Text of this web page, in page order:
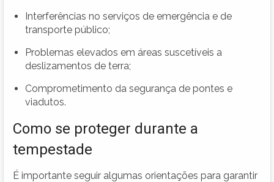
Interferências no serviços de emergência e de
transporte público;
Problemas elevados em áreas suscetíveis a
deslizamentos de terra;
Comprometimento da segurança de pontes e
viadutos.
Como se proteger durante a
tempestade
É importante seguir algumas orientações para garantir